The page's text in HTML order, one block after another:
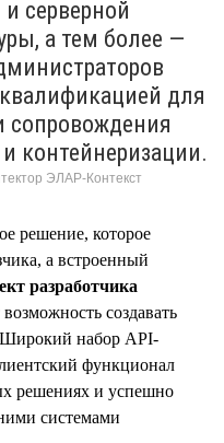
и серверной
а тем более —
для
сопровождения
контейнеризации.
ЭЛАР-Контекст
решение, которое
а встроенный
разработчика
возможность создавать
набор API-
функционал
решениях и успешно
системами